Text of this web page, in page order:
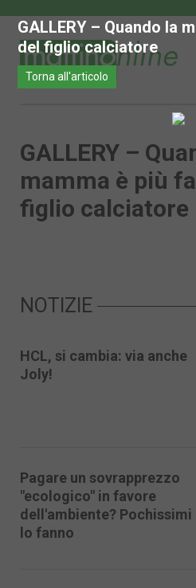
GALLERY –
mamma è più
figlio calciatore
NOTIZIE
HCL, si cambia: via anche
Joly!
Pagare un sovrapprezzo
"ecologico" in favore
dell'ambiente? Pochissimi
lo fanno
GALLERY – Quando la
del figlio calciatore
Torna all'articolo